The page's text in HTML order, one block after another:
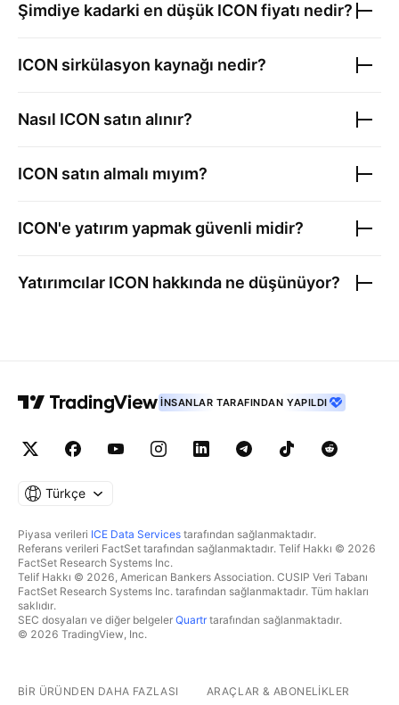
Şimdiye kadarki en düşük ICON fiyatı nedir?
ICON sirkülasyon kaynağı nedir?
Nasıl ICON satın alınır?
ICON satın almalı mıyım?
ICON'e yatırım yapmak güvenli midir?
Yatırımcılar ICON hakkında ne düşünüyor?
İNSANLAR TARAFINDAN YAPILDI
Türkçe
Piyasa verileri ICE Data Services tarafından sağlanmaktadır.
Referans verileri FactSet tarafından sağlanmaktadır. Telif Hakkı © 2026
FactSet Research Systems Inc.
Telif Hakkı © 2026, American Bankers Association. CUSIP Veri Tabanı
FactSet Research Systems Inc. tarafından sağlanmaktadır. Tüm hakları
saklıdır.
SEC dosyaları ve diğer belgeler Quartrtarafından sağlanmaktadır.
© 2026 TradingView, Inc.
BIR ÜRÜNDEN DAHA FAZLASI ARAÇLAR & ABONELIKLER